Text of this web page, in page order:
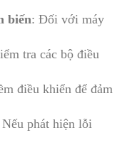
biến: Đối với máy
tra các bộ điều
điều khiển để đảm
phát hiện lỗi